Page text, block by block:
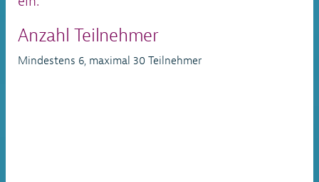
Anzahl Teilnehmer
Mindestens 6, maximal 30 Teilnehmer